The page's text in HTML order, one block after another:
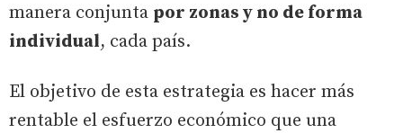
manera conjunta por zonas y no de forma
individual, cada país.
El objetivo de esta estrategia es hacer más
rentable el esfuerzo económico que una